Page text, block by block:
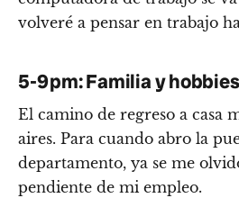
volveré a pensar en trabajo
5-9 pm: Familia y hobbies
El camino de regreso a casa
aires. Para cuando abro la
departamento, ya se me
pendiente de mi empleo.